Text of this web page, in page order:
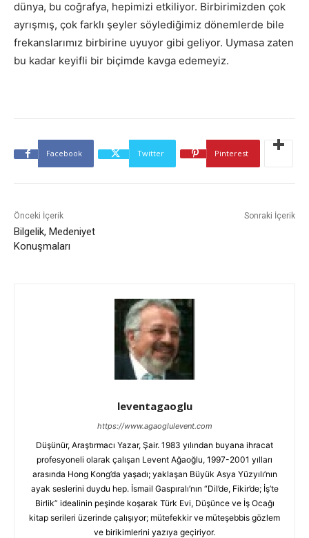
dünya, bu coğrafya, hepimizi etkiliyor. Birbirimizden çok
ayrışmış, çok farklı şeyler söylediğimiz dönemlerde bile
frekanslarımız birbirine uyuyor gibi geliyor. Uymasa zaten
bu kadar keyifli bir biçimde kavga edemeyiz.
Facebook Twitter Pinterest
Önceki İçerik
Bilgelik, Medeniyet
Konuşmaları
Sonraki İçerik
leventagaoglu
https://www.agaoglulevent.com
Düşünür, Araştırmacı Yazar, Şair. 1983 yılından buyana ihracat
profesyoneli olarak çalışan Levent Ağaoğlu, 1997-2001 yılları
arasında Hong Kong’da yaşadı; yaklaşan Büyük Asya Yüzyılı’nın
ayak seslerini duydu hep. İsmail Gaspıralı’nın “Dil’de, Fikir’de; İş’te
Birlik” idealinin peşinde koşarak Türk Evi, Düşünce ve İş Ocağı
kitap serileri üzerinde çalışıyor; mütefekkir ve müteşebbis gözlem
ve birikimlerini yazıya geçiriyor.